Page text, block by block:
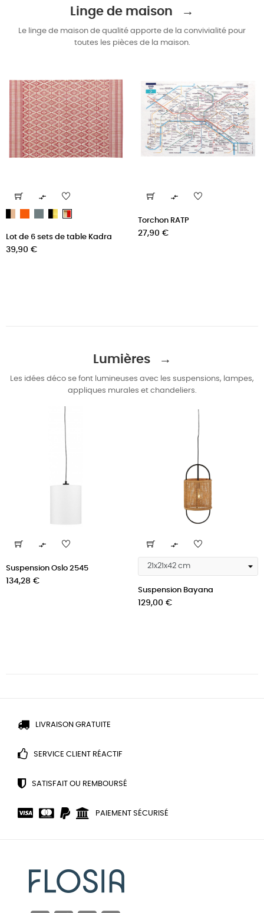
Linge de maison →
Le linge de maison de qualité apporte de la convivialité pour
toutes les pièces de la maison.

Marmelade
PaonNoir,Naturel,
Lot de 6 sets de table Kadra
Prix
39,90 €

Torchon RATP
Prix
27,90 €
Lumières →
Les idées déco se font lumineuses avec les suspensions, lampes,
appliques murales et chandeliers.

Suspension Oslo 2545
Prix
134,28 €

Suspension Bayana
Prix
129,00 €
LIVRAISON GRATUITE
SERVICE CLIENT RÉACTIF
SATISFAIT OU REMBOURSÉ
PAIEMENT SÉCURISÉ